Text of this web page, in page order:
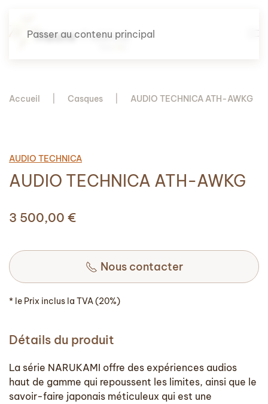
Passer au contenu principal
Accueil Casques AUDIO TECHNICA ATH-AWKG
AUDIO TECHNICA
AUDIO TECHNICA ATH-AWKG
3 500,00 €
Nous contacter
* le Prix inclus la TVA (20%)
Détails du produit
La série NARUKAMI offre des expériences audios
haut de gamme qui repoussent les limites, ainsi que le
savoir-faire japonais méticuleux qui est une